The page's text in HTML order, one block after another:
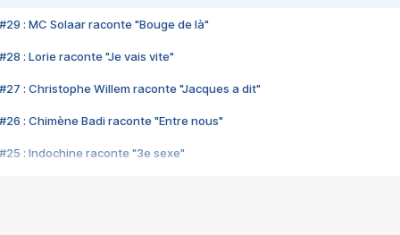
#29 : MC Solaar raconte "Bouge de là"
#28 : Lorie raconte "Je vais vite"
#27 : Christophe Willem raconte "Jacques a dit"
#26 : Chimène Badi raconte "Entre nous"
#25 : Indochine raconte "3e sexe"